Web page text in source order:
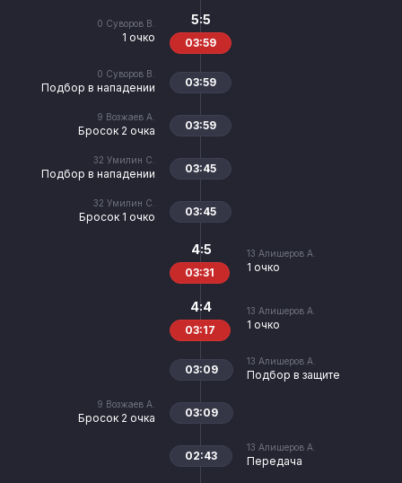
0 Суворов В.
1 очко
5:5
03:59
0 Суворов В.
Подбор в нападении 03:59
9 Возжаев А.
Бросок 2 очка 03:59
32 Умилин С.
Подбор в нападении 03:45
32 Умилин С.
Бросок 1 очко 03:45
13 Алишеров А.
1 очко
4:5
03:31
13 Алишеров А.
1 очко
4:4
03:17
13 Алишеров А.
Подбор в защите
03:09
9 Возжаев А.
Бросок 2 очка 03:09
13 Алишеров А.
Передача
02:43